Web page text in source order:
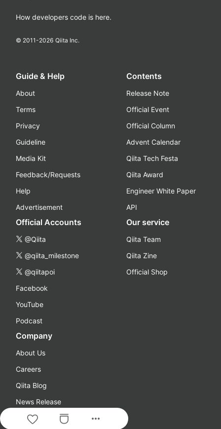
more_horiz
How developers code is here.
© 2011-2026 Qiita Inc.
Guide & Help
About
Terms
Privacy
Guideline
Media Kit
Feedback/Requests
Help
Advertisement
Contents
Release Note
Official Event
Official Column
Advent Calendar
Qiita Tech Festa
Qiita Award
Engineer White Paper
API
Official Accounts
@Qiita
@qiita_milestone
@qiitapoi
Facebook
YouTube
Podcast
Our service
Qiita Team
Qiita Zine
Official Shop
Company
About Us
Careers
Qiita Blog
News Release